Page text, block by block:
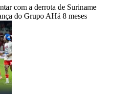
com a derrota de Suriname
do Grupo AHá 8 meses